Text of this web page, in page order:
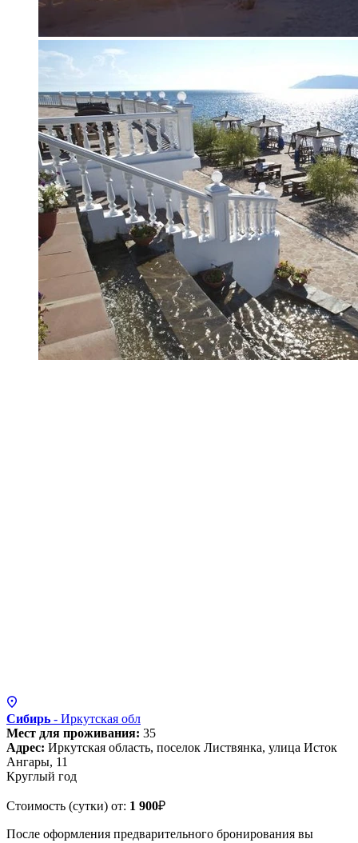
Сибирь - Иркутская обл
Мест для проживания: 35
Адрес: Иркутская область, поселок Листвянка, улица Исток
Ангары, 11
Круглый год
Стоимость (сутки) от: 1 900₽
После оформления предварительного бронирования вы